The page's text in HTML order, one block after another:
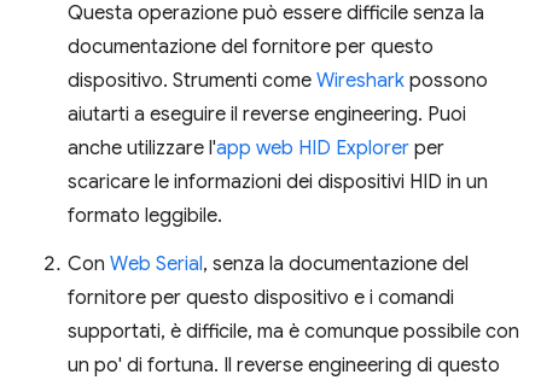
Questa operazione può essere difficile senza la
documentazione del fornitore per questo
dispositivo. Strumenti come Wireshark possono
aiutarti a eseguire il reverse engineering. Puoi
anche utilizzare l'app web HID Explorer per
scaricare le informazioni dei dispositivi HID in un
formato leggibile.
Con Web Serial, senza la documentazione del
fornitore per questo dispositivo e i comandi
supportati, è difficile, ma è comunque possibile con
un po' di fortuna. Il reverse engineering di questo